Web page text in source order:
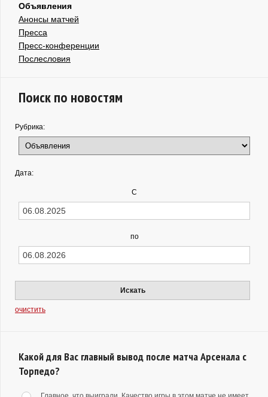
Объявления
Анонсы матчей
Пресса
Пресс-конференции
Послесловия
Поиск по новостям
Рубрика:
Дата:
С
по
Искать
очистить
Какой для Вас главный вывод после матча Арсенала с
Торпедо?